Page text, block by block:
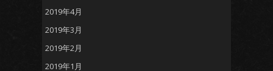
2019年4月
2019年3月
2019年2月
2019年1月